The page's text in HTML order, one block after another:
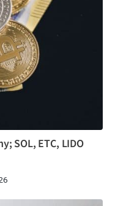
SOL, ETC, LIDO